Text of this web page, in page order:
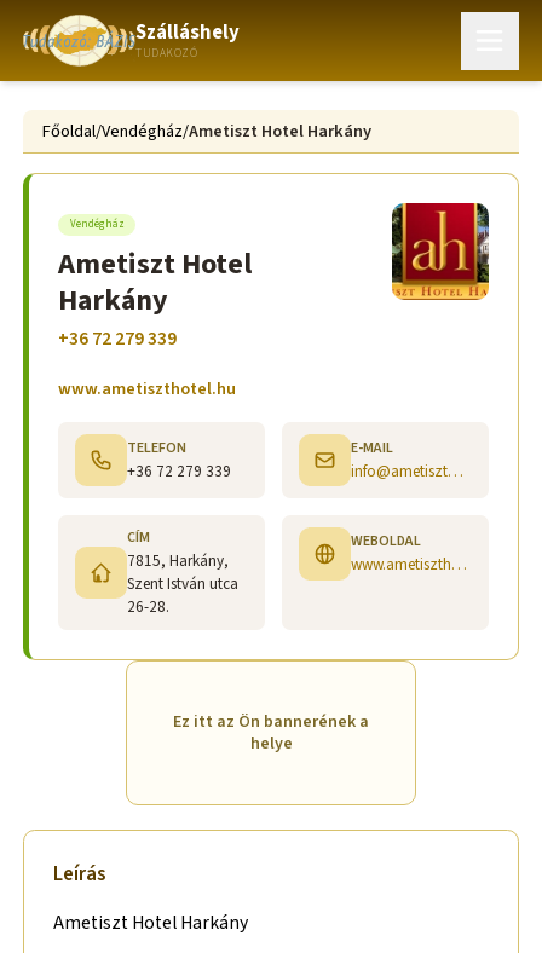
Szálláshely
TUDAKOZÓ
Főoldal/Vendégház/Ametiszt Hotel Harkány
Vendégház
Ametiszt Hotel
Harkány
+36 72 279 339
www.ametiszthotel.hu
TELEFON
+36 72 279 339
E-MAIL
info@ametiszthotel.hu
CÍM
7815, Harkány,
Szent István utca
26-28.
WEBOLDAL
www.ametiszthotel.hu
Ez itt az Ön bannerének a
helye
Leírás
Ametiszt Hotel Harkány